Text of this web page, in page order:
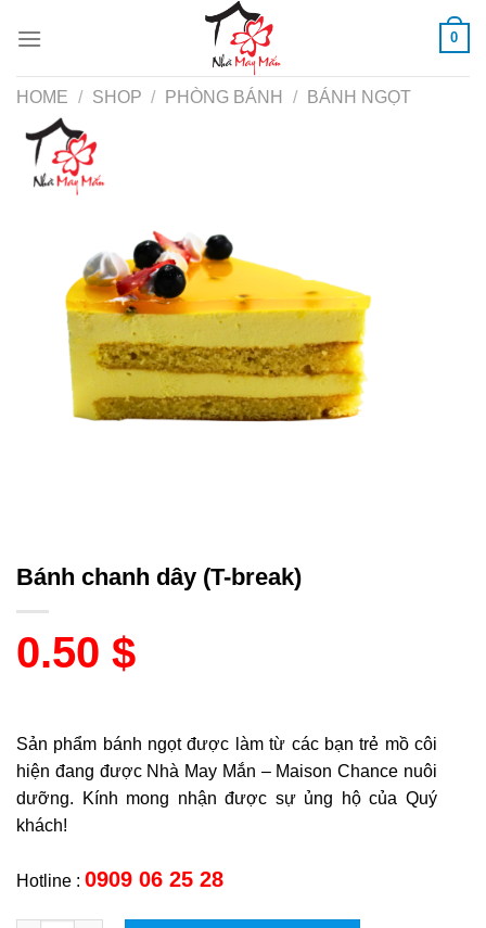
0
HOME / SHOP / PHÒNG BÁNH / BÁNH NGỌT
Bánh chanh dây (T-break)
0.50 $
Sản phẩm bánh ngọt được làm từ các bạn trẻ mồ côi
hiện đang được Nhà May Mắn – Maison Chance nuôi
dưỡng. Kính mong nhận được sự ủng hộ của Quý
khách!
Hotline : 0909 06 25 28